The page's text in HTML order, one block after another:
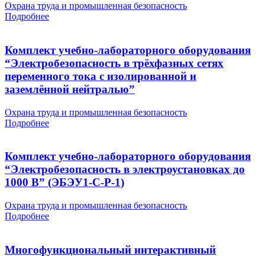
Охрана труда и промышленная безопасность
Подробнее
Комплект учебно-лабораторного оборудования
“Электробезопасность в трёхфазных сетях
переменного тока с изолированной и
заземлённой нейтралью”
Охрана труда и промышленная безопасность
Подробнее
Комплект учебно-лабораторного оборудования
“Электробезопасность в электроустановках до
1000 В” (ЭБЭУ1-С-Р-1)
Охрана труда и промышленная безопасность
Подробнее
Многофункциональный интерактивный